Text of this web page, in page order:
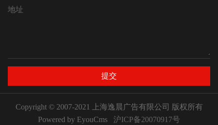
地址
提交
Copyright © 2007-2021 上海逸晨广告有限公司 版权所有
Powered by EyouCms 沪ICP备20070917号